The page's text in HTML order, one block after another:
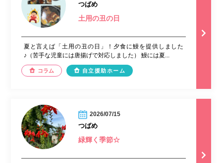
つばめ
土用の丑の日
夏と言えば「土用の丑の日」！夕食に鰻を提供しました
♪（苦手な児童には唐揚げで対応しました） 鰻には夏...
コラム 自立援助ホーム
2026/07/15
つばめ
緑輝く季節☆